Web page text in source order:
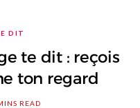
DIT
te dit : reçois
ton regard
READ